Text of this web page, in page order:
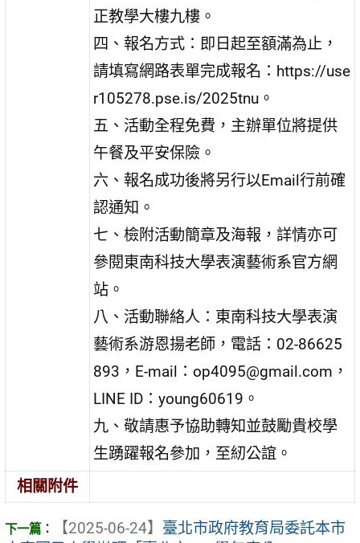
正教學大樓九樓。
四、報名方式：即日起至額滿為止，
請填寫網路表單完成報名：https://use
r105278.pse.is/2025tnu。
五、活動全程免費，主辦單位將提供
午餐及平安保險。
六、報名成功後將另行以Email行前確
認通知。
七、檢附活動簡章及海報，詳情亦可
參閱東南科技大學表演藝術系官方網
站。
八、活動聯絡人：東南科技大學表演
藝術系游恩揚老師，電話：02-86625
893，E-mail：op4095@gmail.com，
LINE ID：young60619。
九、敬請惠予協助轉知並鼓勵貴校學
生踴躍報名參加，至紉公誼。
相關附件
【2025-06-24】 臺北市政府教育局委託本市